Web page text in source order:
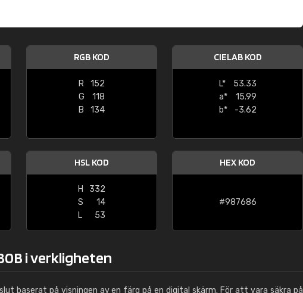
RGB KOD
R
152
G
118
B
134
CIELAB KOD
L*
53.33
a*
15.99
b*
-3.62
HSL KOD
H
332
S
14
L
53
HEX KOD
#987686
i verkligheten
baserat på visningen av en färg på en digital skärm. För att vara säkra på
Windows
"Great product and speedy delivery"